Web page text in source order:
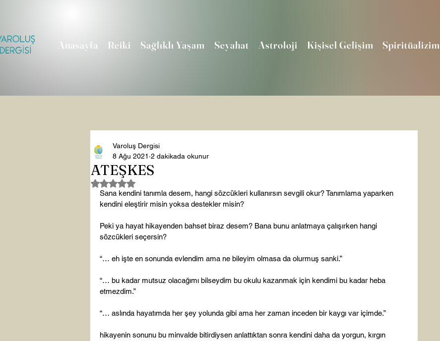
Anasayfa Reiki Sağlıklı Yaşam Seyahat Astroloji Kişisel Gelişim Spiritüalizim
ATEŞKES
Varoluş Dergisi
8 Ağu 2021 2 dakikada okunur
5 üzerinden NaN yıldız
Sana kendini tanımla desem, hangi sözcükleri kullanırsın sevgili okur? Tanımlama yaparken
kendini eleştirir misin yoksa destekler misin?
Peki ya hayat hikayenden bahset biraz desem? Bana bunu anlatmaya çalışırken hangi
sözcükleri seçersin?
“… eh işte en sonunda evlendim ama ne bileyim olmasa da olurmuş sanki.”
“… bu kadar mutsuz olacağımı bilseydim bu okulu kazanmak için kendimi bu kadar heba
etmezdim.”
“… aslında hayatımda her şey yolunda gibi ama her zaman inceden bir kaygı var içimde.”
hikayenin sonunu bu minvalde bitirdiysen anlattıktan sonra kendini daha da yorgun, kırgın